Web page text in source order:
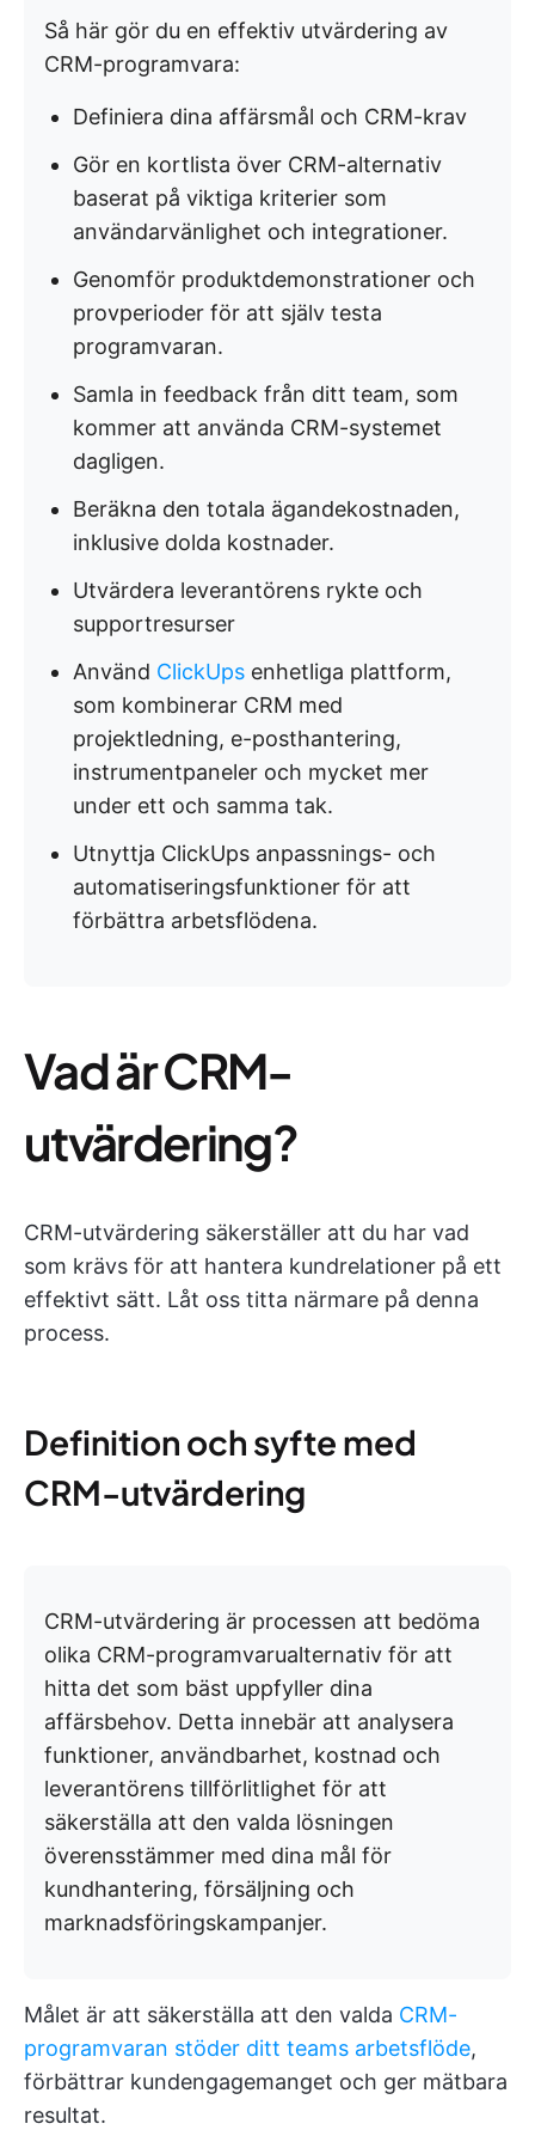
Så här gör du en effektiv utvärdering av
CRM-programvara:
Definiera dina affärsmål och CRM-krav
Gör en kortlista över CRM-alternativ
baserat på viktiga kriterier som
användarvänlighet och integrationer.
Genomför produktdemonstrationer och
provperioder för att själv testa
programvaran.
Samla in feedback från ditt team, som
kommer att använda CRM-systemet
dagligen.
Beräkna den totala ägandekostnaden,
inklusive dolda kostnader.
Utvärdera leverantörens rykte och
supportresurser
Använd ClickUps enhetliga plattform,
som kombinerar CRM med
projektledning, e-posthantering,
instrumentpaneler och mycket mer
under ett och samma tak.
Utnyttja ClickUps anpassnings- och
automatiseringsfunktioner för att
förbättra arbetsflödena.
Vad är CRM-
utvärdering?
CRM-utvärdering säkerställer att du har vad
som krävs för att hantera kundrelationer på ett
effektivt sätt. Låt oss titta närmare på denna
process.
Definition och syfte med
CRM-utvärdering
CRM-utvärdering är processen att bedöma
olika CRM-programvarualternativ för att
hitta det som bäst uppfyller dina
affärsbehov. Detta innebär att analysera
funktioner, användbarhet, kostnad och
leverantörens tillförlitlighet för att
säkerställa att den valda lösningen
överensstämmer med dina mål för
kundhantering, försäljning och
marknadsföringskampanjer.
Målet är att säkerställa att den valda CRM-
programvaran stöder ditt teams arbetsflöde,
förbättrar kundengagemanget och ger mätbara
resultat.